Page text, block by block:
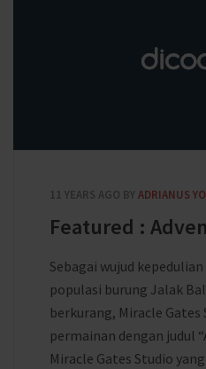
11 YEARS AGO BY ADRIANUS
Featured :
Sebagai wujud
populasi burung Jalak
berkurang, Miracle
permainan dengan judul
Miracle Gates Studio